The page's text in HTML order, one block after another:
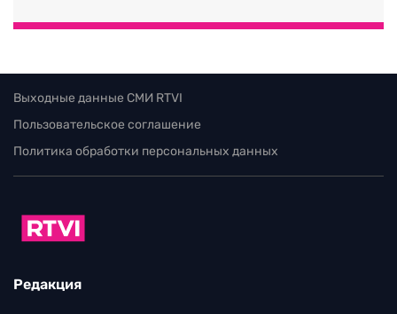
Выходные данные СМИ RTVI
Пользовательское соглашение
Политика обработки персональных данных
Редакция